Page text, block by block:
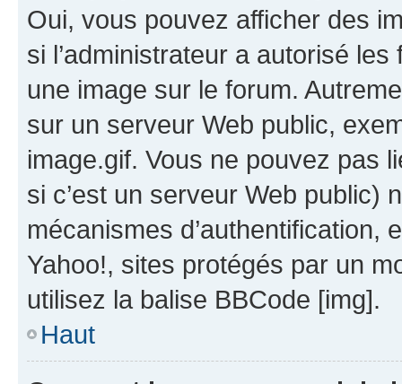
Oui, vous pouvez afficher des
si l’administrateur a autorisé
une image sur le forum.
sur un serveur Web public,
image.gif. Vous ne pouvez pas
si c’est un serveur Web public)
mécanismes d’authentification,
Yahoo!, sites protégés par un
utilisez la balise BBCode [img].
Haut